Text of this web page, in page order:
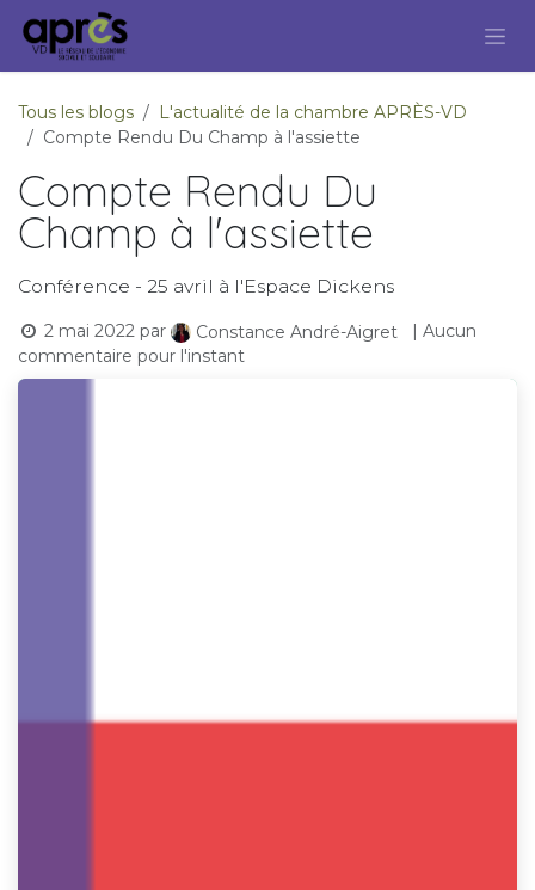
Se rendre au contenu
Tous les blogs
L'actualité de la chambre APRÈS-VD
Compte Rendu Du Champ à l'assiette
Compte Rendu Du
Champ à l'assiette
Conférence - 25 avril à l'Espace Dickens
2 mai 2022 par Constance André-Aigret
| Aucun
commentaire pour l'instant